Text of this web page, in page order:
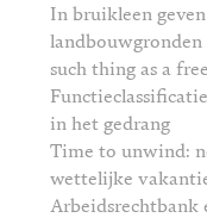
In bruikleen
landbouwgronden
such thing as a
in het gedrang
Time to unwind:
wettelijke
Arbeidsrechtbank